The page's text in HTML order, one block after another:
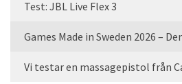
Test: JBL Live Flex 3
Vi testar en massagepistol från